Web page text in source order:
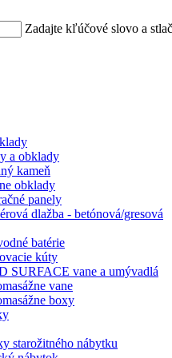
Zadajte kľúčové slovo a
a obklady
kameň
obklady
panely
dlažba - betónová/gresová
batérie
kúty
SURFACE vane a umývadlá
vane
boxy
starožitného nábytku